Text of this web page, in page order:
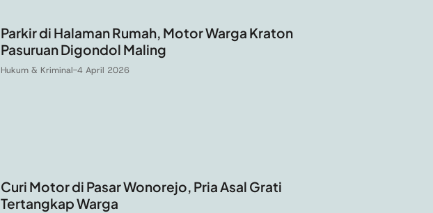
Parkir di Halaman Rumah, Motor Warga Kraton
Pasuruan Digondol Maling
Hukum & Kriminal-4 April 2026
Curi Motor di Pasar Wonorejo, Pria Asal Grati
Tertangkap Warga